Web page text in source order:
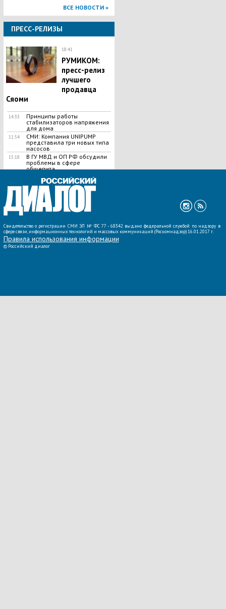
ВСЕ НОВОСТИ »
ПРЕСС-РЕЛИЗЫ
18:41
РУМИКОМ:
пресс-релиз
лучшего
продавца
Сяоми
14:33
Принципы работы
стабилизаторов напряжения
для дома
11:54
СМИ: Компания UNIPUMP
представила три новых типа
насосов
15:18
В ГУ МВД и ОП РФ обсудили
проблемы в сфере
общепита
ВСЕ НОВОСТИ »
Свидетельство о регистрации СМИ ЭЛ № ФС 77 - 68342 выдано федеральной службой по надзору в
сфере связи, информационных технологий и массовых коммуникаций (Роскомнадзор) 16.01.2017 г.
Правила использования информации
© Российский диалог